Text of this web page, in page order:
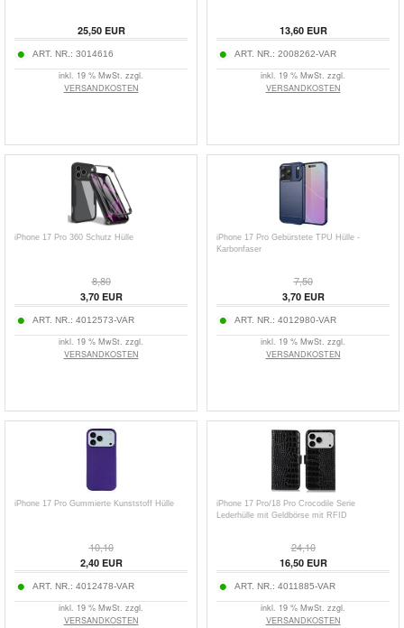
25,50EUR
ART. NR.: 3014616
inkl. 19 % MwSt. zzgl.
VERSANDKOSTEN
13,60EUR
ART. NR.: 2008262-VAR
inkl. 19 % MwSt. zzgl.
VERSANDKOSTEN
iPhone 17 Pro 360 Schutz Hülle
8,80
3,70EUR
ART. NR.: 4012573-VAR
inkl. 19 % MwSt. zzgl.
VERSANDKOSTEN
iPhone 17 Pro Gebürstete TPU Hülle -
Karbonfaser
7,50
3,70EUR
ART. NR.: 4012980-VAR
inkl. 19 % MwSt. zzgl.
VERSANDKOSTEN
iPhone 17 Pro Gummierte Kunststoff Hülle
10,10
2,40EUR
ART. NR.: 4012478-VAR
inkl. 19 % MwSt. zzgl.
VERSANDKOSTEN
iPhone 17 Pro/18 Pro Crocodile Serie
Lederhülle mit Geldbörse mit RFID
24,10
16,50EUR
ART. NR.: 4011885-VAR
inkl. 19 % MwSt. zzgl.
VERSANDKOSTEN